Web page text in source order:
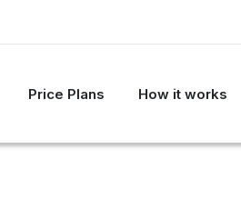
Price Plans How it works